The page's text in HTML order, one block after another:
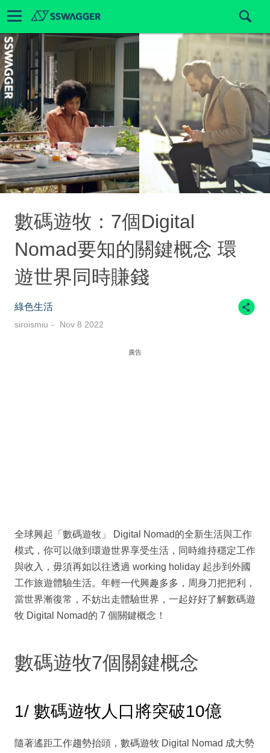
數碼遊牧：7個Digital
Nomad要知的關鍵概念 環
遊世界同時賺錢
綠色生活
siroismiu Nov 8 2022
廣告
全球興起「數碼遊牧」 Digital Nomad的全新生活與工作
模式，你可以做到環遊世界享受生活，同時維持穩定工作
與收入，毋須再如以往透過 working holiday 起步到外國
工作旅遊體驗生活。年輕一代興趣多多，周身刀把把利，
當世界漸復常，不妨出走體驗世界，一起好好了解數碼遊
牧 Digital Nomad的 7 個關鍵概念！
數碼遊牧7個關鍵概念
1/ 數碼遊牧人口將突破10億
隨著遙距工作趨勢抬頭，數碼遊牧 Digital Nomad 成大勢